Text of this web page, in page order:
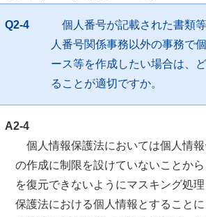
Q2-4
個人番号が記載された書類
人番号関係事務以外の事務で
ース等を作成したい場合は、
ることが適切ですか。
A2-4
個人情報保護法においては個人情
の作成に制限を設けていないことか
を復元できないようにマスキング処
保護法における個人情報とすること